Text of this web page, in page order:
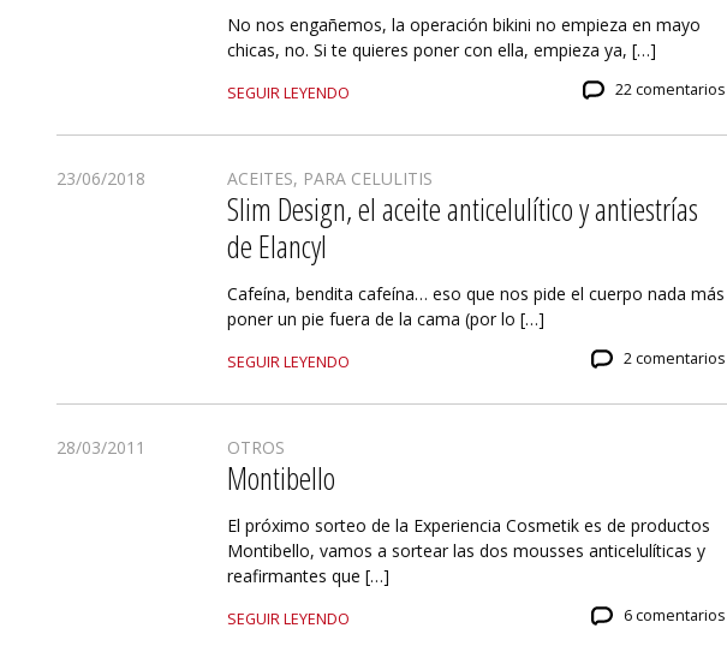
No nos engañemos, la operación bikini no empieza en mayo
chicas, no. Si te quieres poner con ella, empieza ya, […]
SEGUIR LEYENDO 22 comentarios
23/06/2018 ACEITES, PARA CELULITIS
Slim Design, el aceite anticelulítico y antiestrías
de Elancyl
Cafeína, bendita cafeína… eso que nos pide el cuerpo nada más
poner un pie fuera de la cama (por lo […]
SEGUIR LEYENDO 2 comentarios
28/03/2011 OTROS
Montibello
El próximo sorteo de la Experiencia Cosmetik es de productos
Montibello, vamos a sortear las dos mousses anticelulíticas y
reafirmantes que […]
SEGUIR LEYENDO 6 comentarios